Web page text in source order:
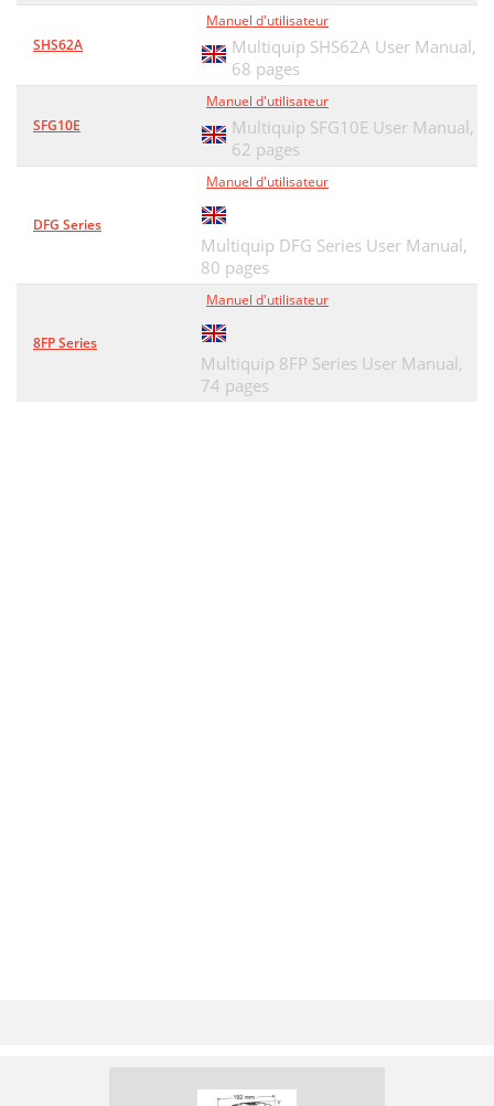
SHS62A
Manuel d'utilisateur
Multiquip SHS62A User Manual,
68 pages
SFG10E
Manuel d'utilisateur
Multiquip SFG10E User Manual,
62 pages
DFG Series
Manuel d'utilisateur
Multiquip DFG Series User Manual,
80 pages
8FP Series
Manuel d'utilisateur
Multiquip 8FP Series User Manual,
74 pages